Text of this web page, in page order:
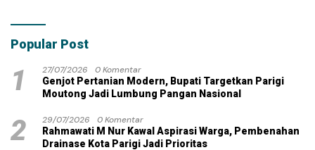
dengan Dana Pribadi
Popular Post
1 27/07/2026
0 Komentar
Genjot Pertanian Modern, Bupati Targetkan Parigi
Moutong Jadi Lumbung Pangan Nasional
2 29/07/2026
0 Komentar
Rahmawati M Nur Kawal Aspirasi Warga, Pembenahan
Drainase Kota Parigi Jadi Prioritas